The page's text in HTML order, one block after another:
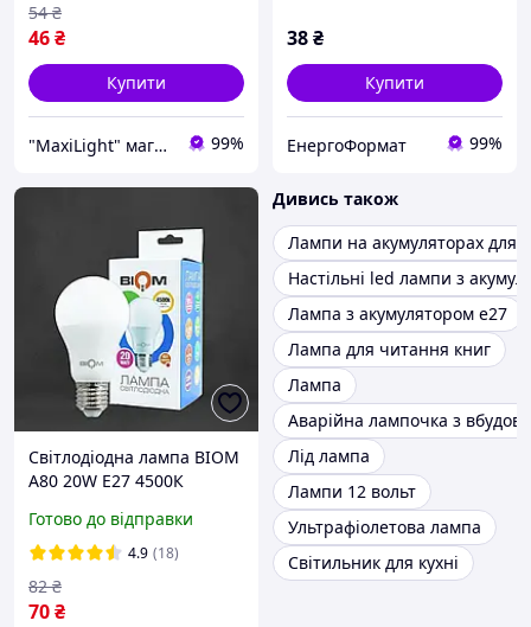
46₴
54 ₴
Купити
"MaxiLight" магазин світлотехніки 99%
38₴
Купити
ЕнергоФормат 99%
Світлодіодна лампа BIOM
A80 20W E27 4500К
Готово до відправки
4.9 (18)
70₴
82 ₴
Дивись також
Лампи на акумуляторах для
Настільні led лампи з
Лампа з акумулятором е27
Лампа для читання книг
Лампа
Аварійна лампочка з
Лід лампа
Лампи 12 вольт
Ультрафіолетова лампа
Світильник для кухні